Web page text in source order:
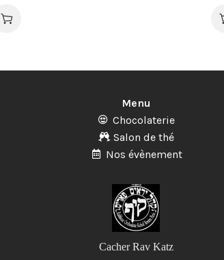
Menu
Chocolaterie
Salon de thé
Nos évènement
Cacher Rav Katz